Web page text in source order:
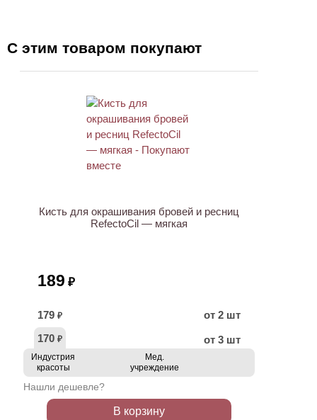
С этим товаром покупают
Кисть для окрашивания бровей и ресниц
RefectoCil — мягкая
189 ₽
179 ₽
от 2 шт
170 ₽ от 3 шт
Индустрия
красоты
Мед.
учреждение
Нашли дешевле?
В корзину